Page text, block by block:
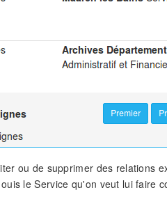
ou de supprimer des relations
le Service qu'on veut lui faire